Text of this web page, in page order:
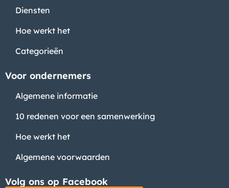
Diensten
Hoe werkt het
Categorieën
Voor ondernemers
Algemene informatie
10 redenen voor een samenwerking
Hoe werkt het
Algemene voorwaarden
Volg ons op Facebook